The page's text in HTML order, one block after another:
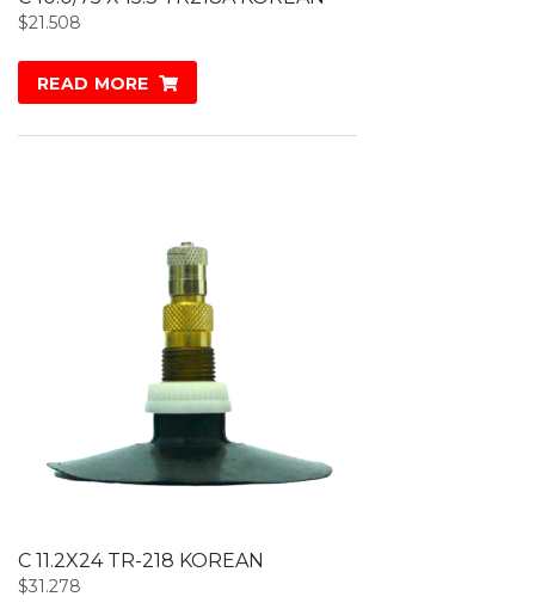
$21.508
READ MORE
C 11.2X24 TR-218 KOREAN
$31.278